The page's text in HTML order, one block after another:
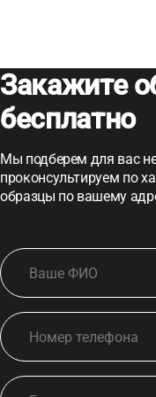
Закажите
бесплатно
Мы подберем для вас
проконсультируем по
образцы по вашему